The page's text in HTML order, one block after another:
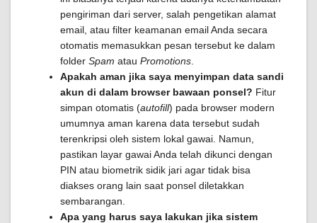
pengiriman dari server, salah pengetikan alamat
email, atau filter keamanan email Anda secara
otomatis memasukkan pesan tersebut ke dalam
folder Spam atau Promotions
Apakah aman jika saya menyimpan data sandi
akun di dalam browser bawaan ponsel? Fitur
simpan otomatis (autofill) pada browser modern
umumnya aman karena data tersebut sudah
terenkripsi oleh sistem lokal gawai. Namun,
pastikan layar gawai Anda telah dikunci dengan
PIN atau biometrik sidik jari agar tidak bisa
diakses orang lain saat ponsel diletakkan
sembarangan.
Apa yang harus saya lakukan jika sistem